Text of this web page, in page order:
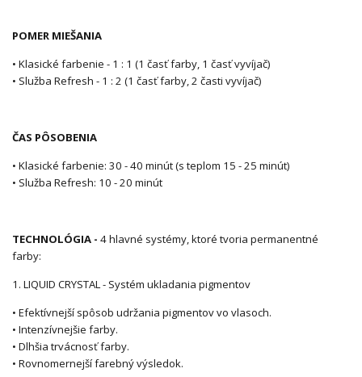
POMER MIEŠANIA
• Klasické farbenie - 1 : 1 (1 časť farby, 1 časť vyvíjač)
• Služba Refresh - 1 : 2 (1 časť farby, 2 časti vyvíjač)
ČAS PÔSOBENIA
• Klasické farbenie: 30 - 40 minút (s teplom 15 - 25 minút)
• Služba Refresh: 10 - 20 minút
TECHNOLÓGIA - 4 hlavné systémy, ktoré tvoria permanentné
farby:
1. LIQUID CRYSTAL - Systém ukladania pigmentov
• Efektívnejší spôsob udržania pigmentov vo vlasoch.
• Intenzívnejšie farby.
• Dlhšia trvácnosť farby.
• Rovnomernejší farebný výsledok.